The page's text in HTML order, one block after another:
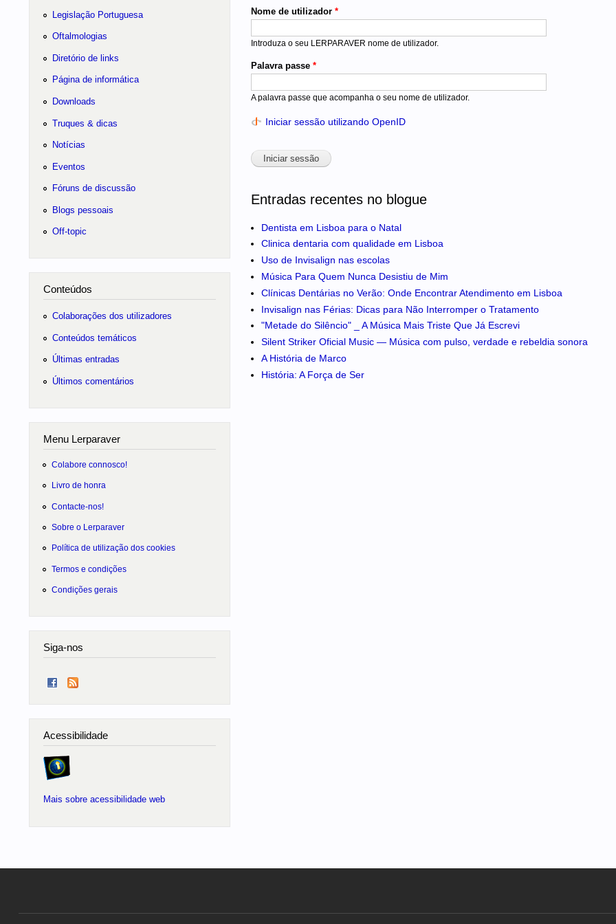
Nome de utilizador *
Introduza o seu LERPARAVER nome de utilizador.
Palavra passe *
A palavra passe que acompanha o seu nome de utilizador.
Iniciar sessão utilizando OpenID
Entradas recentes no blogue
Dentista em Lisboa para o Natal
Clinica dentaria com qualidade em Lisboa
Uso de Invisalign nas escolas
Música Para Quem Nunca Desistiu de Mim
Clínicas Dentárias no Verão: Onde Encontrar Atendimento em Lisboa
Invisalign nas Férias: Dicas para Não Interromper o Tratamento
"Metade do Silêncio" _ A Música Mais Triste Que Já Escrevi
Silent Striker Oficial Music — Música com pulso, verdade e rebeldia sonora
A História de Marco
História: A Força de Ser
Legislação Portuguesa
Oftalmologias
Diretório de links
Página de informática
Downloads
Truques & dicas
Notícias
Eventos
Fóruns de discussão
Blogs pessoais
Off-topic
Conteúdos
Colaborações dos utilizadores
Conteúdos temáticos
Últimas entradas
Últimos comentários
Menu Lerparaver
Colabore connosco!
Livro de honra
Contacte-nos!
Sobre o Lerparaver
Política de utilização dos cookies
Termos e condições
Condições gerais
Siga-nos
Acessibilidade
Mais sobre acessibilidade web